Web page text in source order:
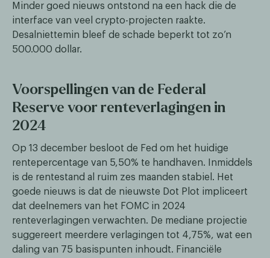
Minder goed nieuws ontstond na een hack die de
interface van veel crypto-projecten raakte.
Desalniettemin bleef de schade beperkt tot zo’n
500.000 dollar.
Voorspellingen van de Federal
Reserve voor renteverlagingen in
2024
Op 13 december besloot de Fed om het huidige
rentepercentage van 5,50% te handhaven. Inmiddels
is de rentestand al ruim zes maanden stabiel. Het
goede nieuws is dat de nieuwste Dot Plot impliceert
dat deelnemers van het FOMC in 2024
renteverlagingen verwachten. De mediane projectie
suggereert meerdere verlagingen tot 4,75%, wat een
daling van 75 basispunten inhoudt. Financiële